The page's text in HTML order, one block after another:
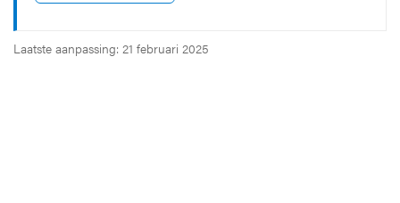
Laatste aanpassing: 21 februari 2025